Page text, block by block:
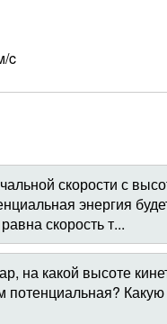
c
скорости с
энергия
скорость т...
на какой высоте
потенциальная?